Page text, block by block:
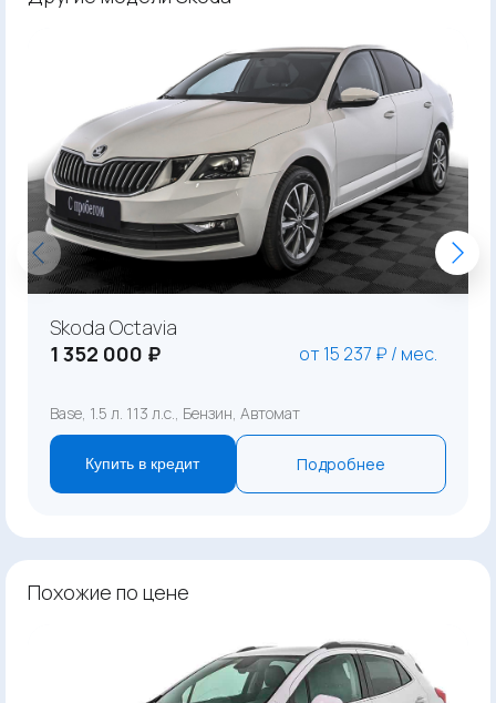
Skoda Octavia
1 352 000 ₽
от 15 237 ₽ / мес.
Base, 1.5 л. 113 л.с., Бензин, Автомат
Купить в кредит Подробнее
Похожие по цене